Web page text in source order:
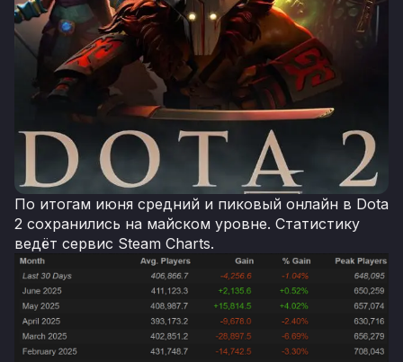
По итогам июня средний и пиковый онлайн в Dota
2 сохранились на майском уровне. Статистику
ведёт сервис Steam Charts.